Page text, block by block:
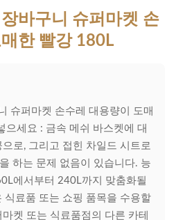
바구니 슈퍼마켓 손
한 빨강 180L
슈퍼마켓 손수레 대용량이 도매
으세요 : 금속 메쉬 바스켓에 대
로, 그리고 접힌 차일드 시트로
하는 문제 없음이 있습니다. 능
에서부터 240L까지 맞춤화될
식료품 또는 쇼핑 품목을 수용할
켓 또는 식료품점의 다른 카테